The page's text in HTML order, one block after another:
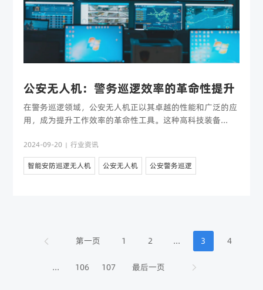
公安无人机：警务巡逻效率的革命性提升
在警务巡逻领域，公安无人机正以其卓越的性能和广泛的应
用，成为提升工作效率的革命性工具。这种高科技装备...
2024-09-20 | 行业资讯
智能安防巡逻无人机 公安无人机 公安警务巡逻
第一页 1 2 ... 3 4
... 106 107 最后一页